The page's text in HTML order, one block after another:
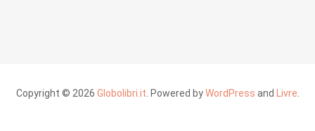
Copyright © 2026 Globolibri.it . Powered byWordPress and Livre